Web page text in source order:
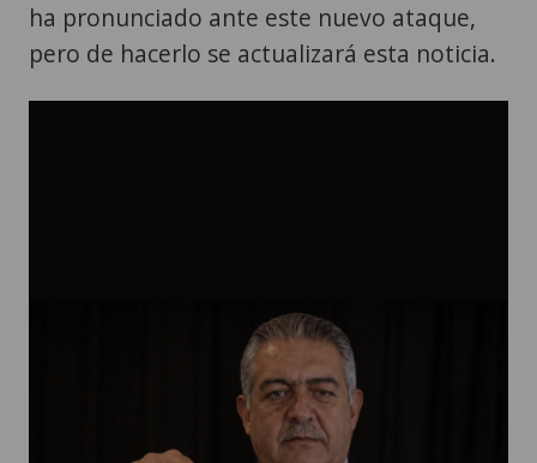
ha pronunciado ante este nuevo ataque,
pero de hacerlo se actualizará esta noticia.